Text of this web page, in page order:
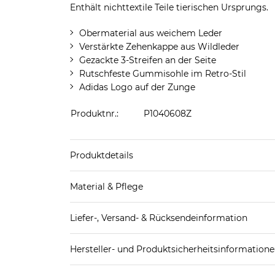
Enthält nichttextile Teile tierischen Ursprungs.
Obermaterial aus weichem Leder
Verstärkte Zehenkappe aus Wildleder
Gezackte 3-Streifen an der Seite
Rutschfeste Gummisohle im Retro-Stil
Adidas Logo auf der Zunge
Produktnr.: P1040608Z
Produktdetails
Material & Pflege
Futter Schuhe: Textil
Laufsohle: Sonstiges Material (Kunststoff)
Obermaterial Schuhe: Leder
Liefer-, Versand- & Rücksendeinformation
Hersteller- und